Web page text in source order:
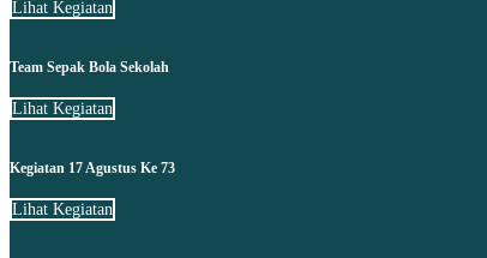
Lihat Kegiatan
Team Sepak Bola Sekolah
Lihat Kegiatan
Kegiatan 17 Agustus Ke 73
Lihat Kegiatan